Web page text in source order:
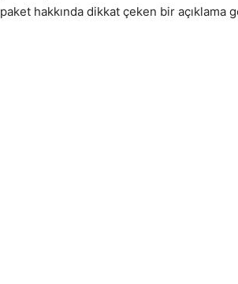
paket hakkında dikkat çeken bir açıklama